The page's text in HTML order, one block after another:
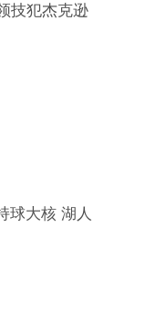
技犯杰克逊
球大核 湖人